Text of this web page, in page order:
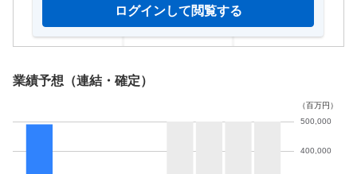
ログインして閲覧する
業績予想（連結・確定）